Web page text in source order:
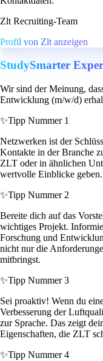
Zlt Recruiting-Team
Profil von Zlt anzeigen
StudySmarter
Wir sind der Meinung,
Entwicklung (m/w/d)
✨Tipp Nummer 1
Netzwerken ist der
Kontakte in der Branche
ZLT oder in ähnlichen
wertvolle Einblicke geben.
✨Tipp Nummer 2
Bereite dich auf das
wichtiges Projekt.
Forschung und
nicht nur die
mitbringst.
✨Tipp Nummer 3
Sei proaktiv! Wenn du
Verbesserung der
zur Sprache. Das zeigt
Eigenschaften, die ZLT
✨Tipp Nummer 4